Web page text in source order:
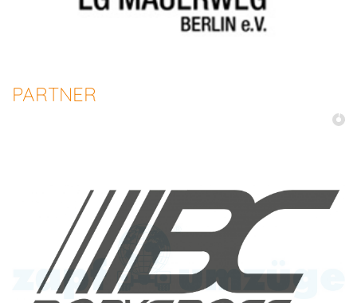
PARTNER